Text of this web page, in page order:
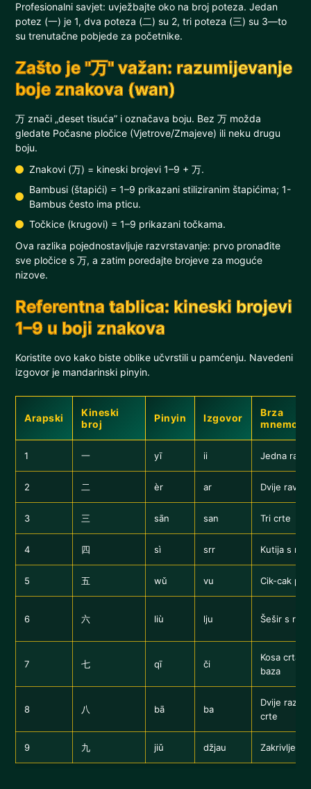
Profesionalni savjet: uvježbajte oko na broj poteza. Jedan
potez (一) je 1, dva poteza (二) su 2, tri poteza (三) su 3—to
su trenutačne pobjede za početnike.
Zašto je "万" važan: razumijevanje
boje znakova (wan)
万 znači „deset tisuća” i označava boju. Bez 万 možda
gledate Počasne pločice (Vjetrove/Zmajeve) ili neku drugu
boju.
Znakovi (万) = kineski brojevi 1–9 + 万.
Bambusi (štapići) = 1–9 prikazani stiliziranim štapićima; 1-
Bambus često ima pticu.
Točkice (krugovi) = 1–9 prikazani točkama.
Ova razlika pojednostavljuje razvrstavanje: prvo pronađite
sve pločice s 万, a zatim poredajte brojeve za moguće
nizove.
Referentna tablica: kineski brojevi
1–9 u boji znakova
Koristite ovo kako biste oblike učvrstili u pamćenju. Navedeni
izgovor je mandarinski pinyin.
Arapski
Kineski
broj
Pinyin Izgovor
Brza
1 一 yī ii Jedna
2 二 èr ar Dvije
3 三 sān san Tri crte
4 四 sì srr Kutija s
5 五 wǔ vu Cik-cak pa
6 六 liù lju Šešir s
7 七 qī či
Kosa crta +
baza
8 八 bā ba
Dvije
crte
9 九 jiǔ džjau Zakrivljeni